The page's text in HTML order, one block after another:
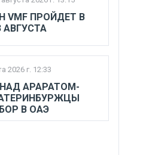
ПРОЙДЕТ В
АВГУСТА
2026 г. 12:33
АРАРАТОМ-
В ОАЭ